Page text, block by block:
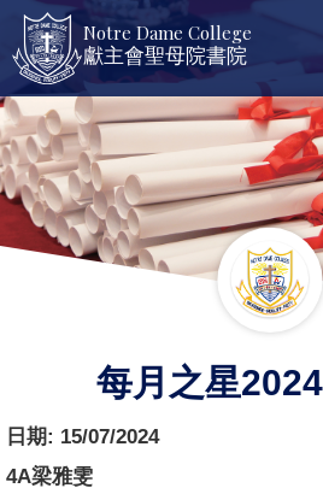
Notre Dame College
獻主會聖母院書院
每月之星
日期: 15/07/2024
4A梁雅雯